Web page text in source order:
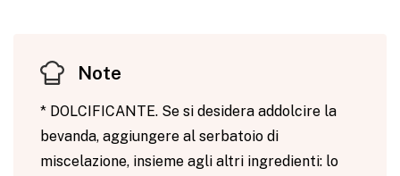
Note
* DOLCIFICANTE. Se si desidera addolcire la
bevanda, aggiungere al serbatoio di
miscelazione, insieme agli altri ingredienti: lo